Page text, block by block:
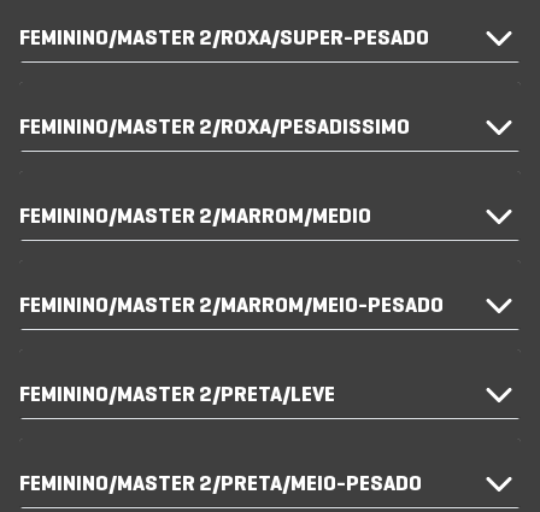
FEMININO/MASTER 2/ROXA/SUPER-PESADO
FEMININO/MASTER 2/ROXA/PESADISSIMO
FEMININO/MASTER 2/MARROM/MEDIO
FEMININO/MASTER 2/MARROM/MEIO-PESADO
FEMININO/MASTER 2/PRETA/LEVE
FEMININO/MASTER 2/PRETA/MEIO-PESADO